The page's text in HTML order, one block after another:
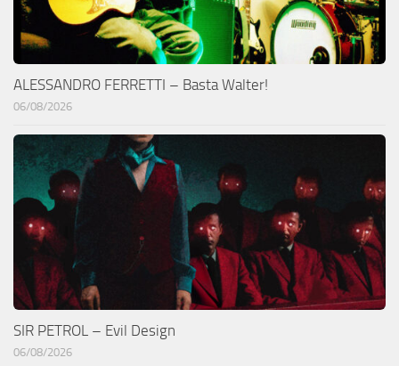
ALESSANDRO FERRETTI – Basta Walter!
06/08/2026
SIR PETROL – Evil Design
06/08/2026